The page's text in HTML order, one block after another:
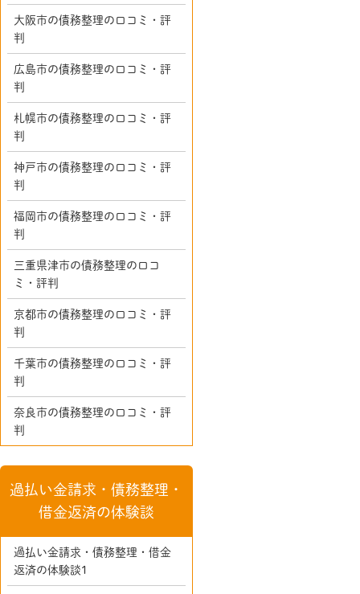
大阪市の債務整理の口コミ・評
判
広島市の債務整理の口コミ・評
判
札幌市の債務整理の口コミ・評
判
神戸市の債務整理の口コミ・評
判
福岡市の債務整理の口コミ・評
判
三重県津市の債務整理の口コ
ミ・評判
京都市の債務整理の口コミ・評
判
千葉市の債務整理の口コミ・評
判
奈良市の債務整理の口コミ・評
判
過払い金請求・債務整理・
借金返済の体験談
過払い金請求・債務整理・借金
返済の体験談1